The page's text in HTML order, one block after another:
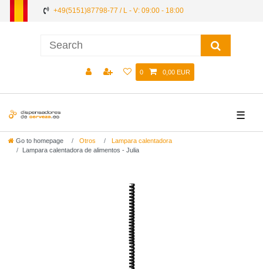
+49(5151)87798-77 / L - V: 09:00 - 18:00
0 0,00 EUR
☰
Go to homepage Otros
Lampara calentadora
Lampara calentadora de alimentos - Julia